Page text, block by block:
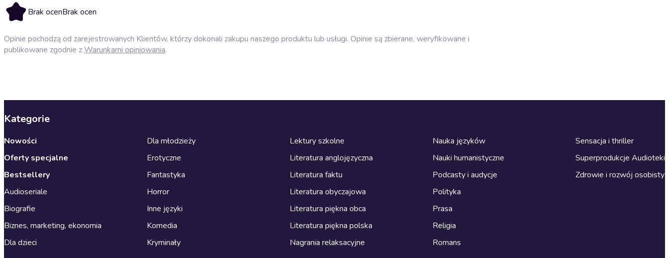
Brak ocenBrak ocen
Opinie pochodzą od zarejestrowanych Klientów, którzy dokonali zakupu naszego produktu lub usługi. Opinie są zbierane, weryfikowane i
publikowane zgodnie zWarunkami opiniowania.
Kategorie
Nowości
Oferty specjalne
Bestsellery
Audioseriale
Biografie
Biznes, marketing, ekonomia
Dla dzieci
Dla młodzieży
Erotyczne
Fantastyka
Horror
Inne języki
Komedia
Kryminały
Lektury szkolne
Literatura anglojęzyczna
Literatura faktu
Literatura obyczajowa
Literatura piękna obca
Literatura piękna polska
Nagrania relaksacyjne
Nauka języków
Nauki humanistyczne
Podcasty i audycje
Polityka
Prasa
Religia
Romans
Sensacja i thriller
Superprodukcje Audioteki
Zdrowie i rozwój osobisty